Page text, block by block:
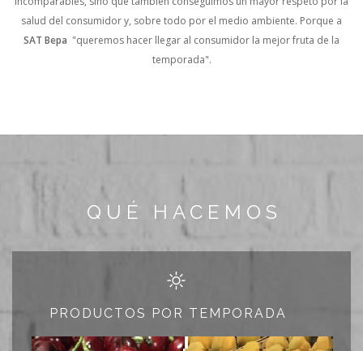
salud del consumidor y, sobre todo por el medio ambiente. Porque a
SAT Bepa "queremos hacer llegar al consumidor la mejor fruta de la
temporada".
QUÉ HACEMOS
PRODUCTOS POR TEMPORADA